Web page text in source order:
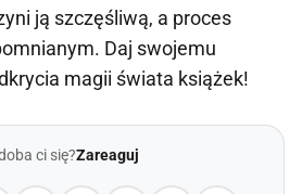
ją szczęśliwą, a proces
Daj swojemu
magii świata książek!
ci się?Zareaguj